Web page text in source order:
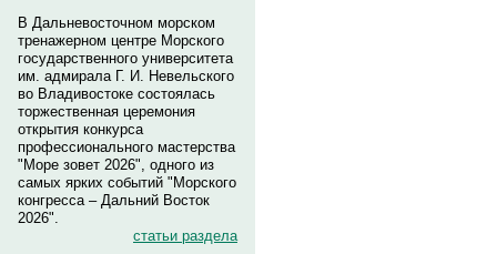
В Дальневосточном морском
тренажерном центре Морского
государственного университета
им. адмирала Г. И. Невельского
во Владивостоке состоялась
торжественная церемония
открытия конкурса
профессионального мастерства
"Море зовет 2026", одного из
самых ярких событий "Морского
конгресса – Дальний Восток
2026".
статьи раздела